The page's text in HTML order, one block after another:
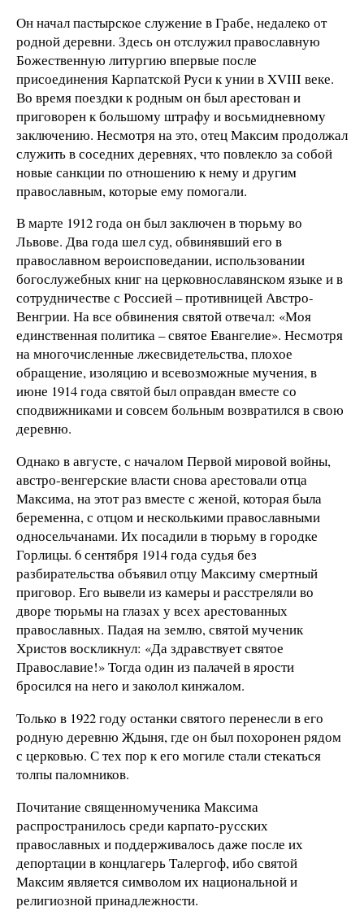
Он начал пастырское служение в Грабе, недалеко от
родной деревни. Здесь он отслужил православную
Божественную литургию впервые после
присоединения Карпатской Руси к унии в XVIII веке.
Во время поездки к родным он был арестован и
приговорен к большому штрафу и восьмидневному
заключению. Несмотря на это, отец Максим продолжал
служить в соседних деревнях, что повлекло за собой
новые санкции по отношению к нему и другим
православным, которые ему помогали.
В марте 1912 года он был заключен в тюрьму во
Львове. Два года шел суд, обвинявший его в
православном вероисповедании, использовании
богослужебных книг на церковнославянском языке и в
сотрудничестве с Россией – противницей Австро-
Венгрии. На все обвинения святой отвечал: «Моя
единственная политика – святое Евангелие». Несмотря
на многочисленные лжесвидетельства, плохое
обращение, изоляцию и всевозможные мучения, в
июне 1914 года святой был оправдан вместе со
сподвижниками и совсем больным возвратился в свою
деревню.
Однако в августе, с началом Первой мировой войны,
австро-венгерские власти снова арестовали отца
Максима, на этот раз вместе с женой, которая была
беременна, с отцом и несколькими православными
односельчанами. Их посадили в тюрьму в городке
Горлицы. 6 сентября 1914 года судья без
разбирательства объявил отцу Максиму смертный
приговор. Его вывели из камеры и расстреляли во
дворе тюрьмы на глазах у всех арестованных
православных. Падая на землю, святой мученик
Христов воскликнул: «Да здравствует святое
Православие!» Тогда один из палачей в ярости
бросился на него и заколол кинжалом.
Только в 1922 году останки святого перенесли в его
родную деревню Ждыня, где он был похоронен рядом
с церковью. С тех пор к его могиле стали стекаться
толпы паломников.
Почитание священномученика Максима
распространилось среди карпато-русских
православных и поддерживалось даже после их
депортации в концлагерь Талергоф, ибо святой
Максим является символом их национальной и
религиозной принадлежности.